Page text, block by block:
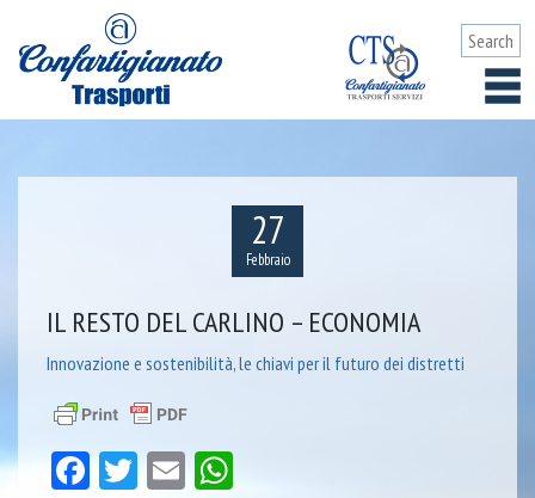
27
Febbraio
IL RESTO DEL CARLINO – ECONOMIA
Innovazione e sostenibilità, le chiavi per il futuro dei distretti
Facebook
Twitter
Email